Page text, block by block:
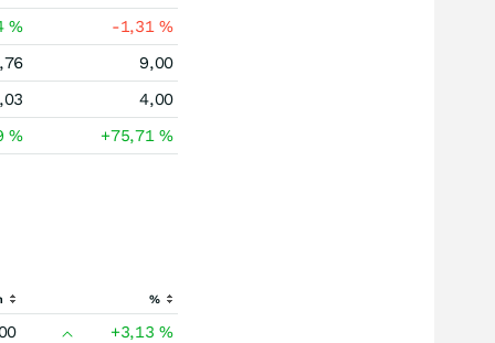
% -1,31%
9,00
4,00
% +75,71%
%
+3,13%